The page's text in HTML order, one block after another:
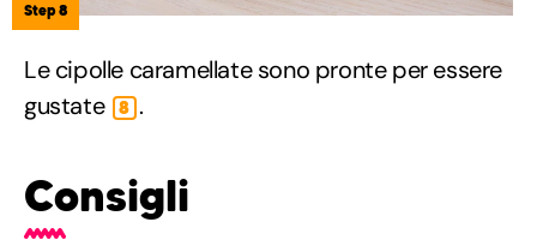
Step 8
Le cipolle caramellate sono pronte per essere
gustate
8 .
Consigli